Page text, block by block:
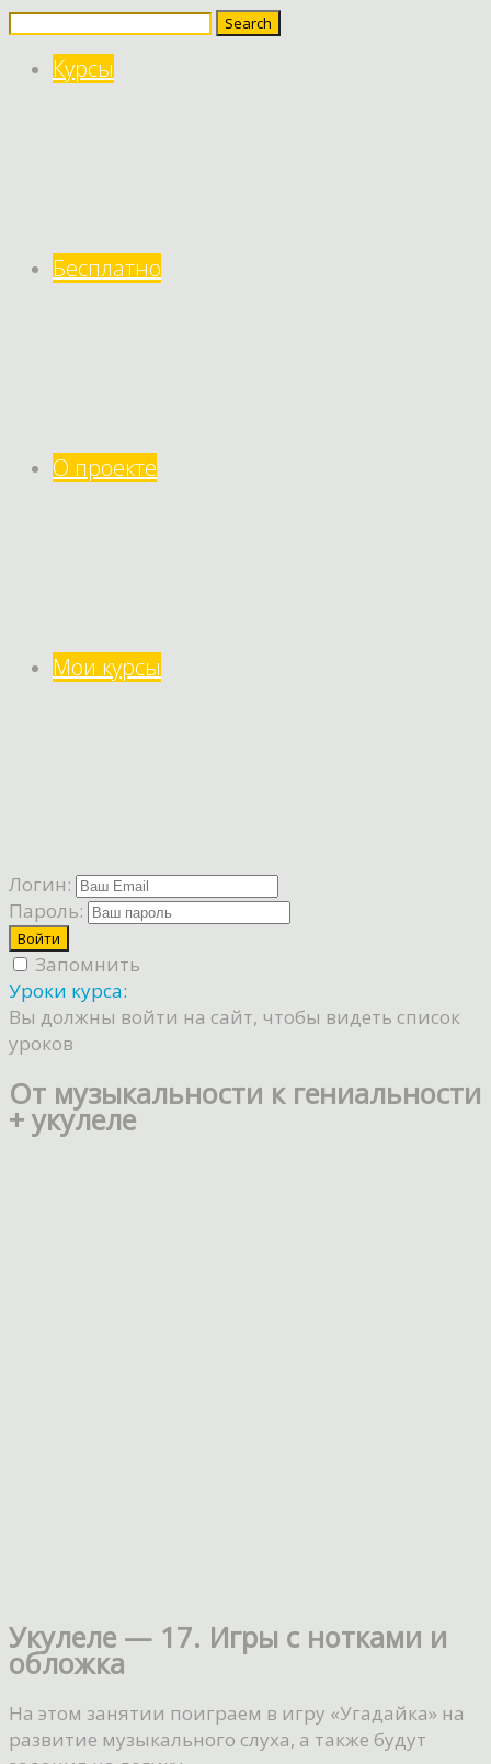
Search
Курсы
Бесплатно
О проекте
Мои курсы
Логин:
Пароль:
Запомнить
Уроки курса:
Вы должны войти на сайт, чтобы видеть список
уроков
От музыкальности к гениальности
+ укулеле
Укулеле — 17. Игры с нотками и
обложка
На этом занятии поиграем в игру «Угадайка» на
развитие музыкального слуха, а также будут